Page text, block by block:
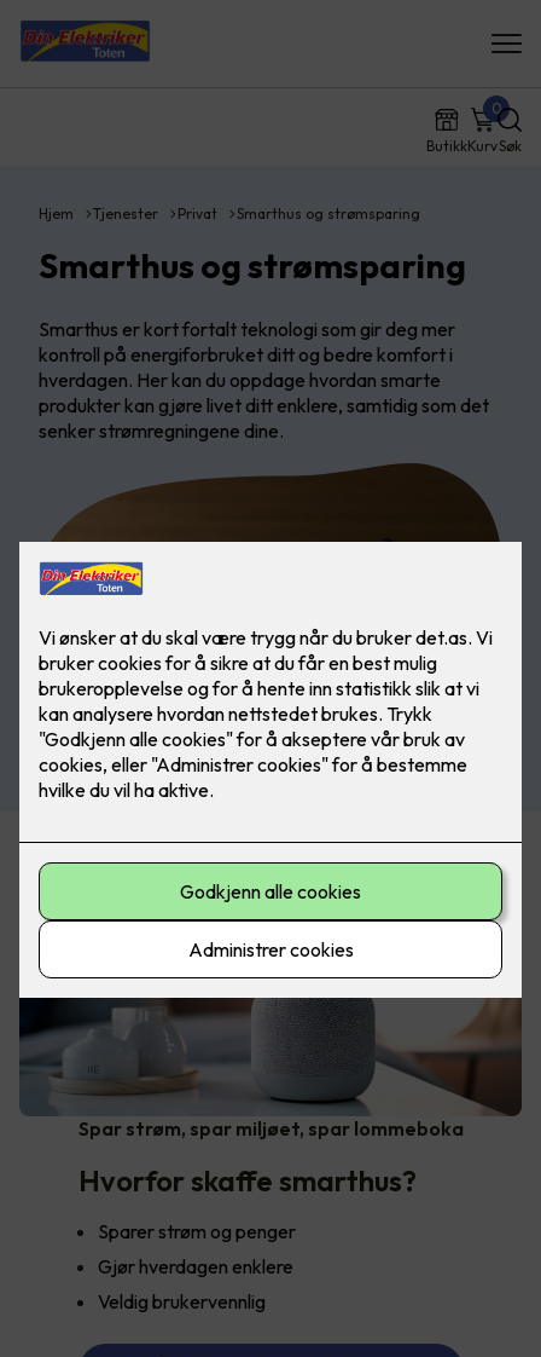
ButikkKurv
0
Søk
Hjem Tjenester Privat Smarthus og strømsparing
Smarthus og strømsparing
Smarthus er kort fortalt teknologi som gir deg mer
kontroll på energiforbruket ditt og bedre komfort i
hverdagen. Her kan du oppdage hvordan smarte
produkter kan gjøre livet ditt enklere, samtidig som det
senker strømregningene dine.
Spar strøm, spar miljøet, spar lommeboka
Hvorfor skaffe smarthus?
Sparer strøm og penger
Gjør hverdagen enklere
Veldig brukervennlig